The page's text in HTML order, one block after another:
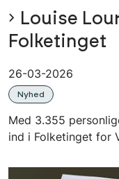
Louise
Folketinget
26-03-2026
Nyhed
Med 3.355
ind i Folketinget for